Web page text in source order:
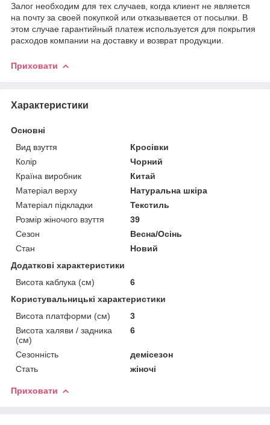
Залог необходим для тех случаев, когда клиент не является
на почту за своей покупкой или отказывается от посылки. В
этом случае гарантийный платеж используется для покрытия
расходов компании на доставку и возврат продукции.
Приховати
Характеристики
Основні
Вид взуття
Кросівки
Колір
Чорний
Країна виробник
Китай
Матеріал верху
Натуральна шкіра
Матеріал підкладки
Текстиль
Розмір жіночого взуття
39
Сезон
Весна/Осінь
Стан
Новий
Додаткові характеристики
Висота каблука (см)
6
Користувальницькі характеристики
Висота платформи (см)
3
Висота халяви / задника
(см)
6
Сезонність
демісезон
Стать
жіночі
Приховати